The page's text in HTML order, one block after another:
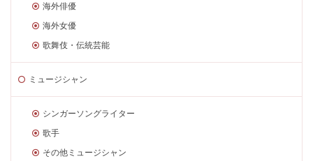
海外俳優
海外女優
歌舞伎・伝統芸能
ミュージシャン
シンガーソングライター
歌手
その他ミュージシャン